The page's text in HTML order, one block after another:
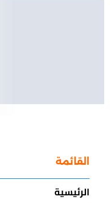
القائمة
الرئيسية